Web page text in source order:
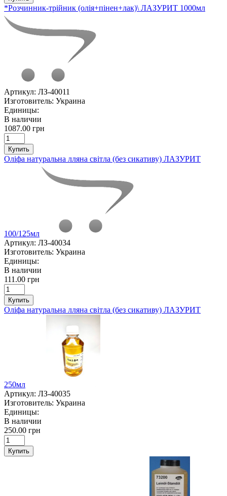
*Розчинник-трійник (олія+пінен+лак)\ ЛАЗУРИТ 1000мл
Артикул: ЛЗ-40011
Изготовитель: Украина
Единицы:
В наличии
1087.00 грн
Купить
Оліфа натуральна лляна світла (без сикативу) ЛАЗУРИТ
100/125мл
Артикул: ЛЗ-40034
Изготовитель: Украина
Единицы:
В наличии
111.00 грн
Купить
Оліфа натуральна лляна світла (без сикативу) ЛАЗУРИТ
250мл
Артикул: ЛЗ-40035
Изготовитель: Украина
Единицы:
В наличии
250.00 грн
Купить